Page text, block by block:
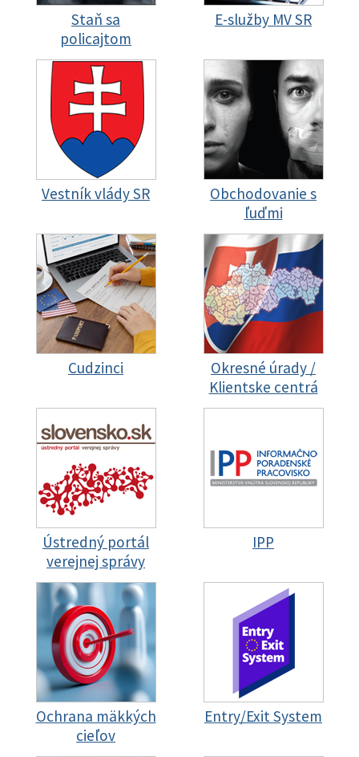
Staň sa
policajtom
E-služby MV SR
Vestník vlády SR
Obchodovanie s
ľuďmi
Cudzinci
Okresné úrady /
Klientske centrá
Ústredný portál
verejnej správy
IPP
Ochrana mäkkých
cieľov
Entry/Exit System